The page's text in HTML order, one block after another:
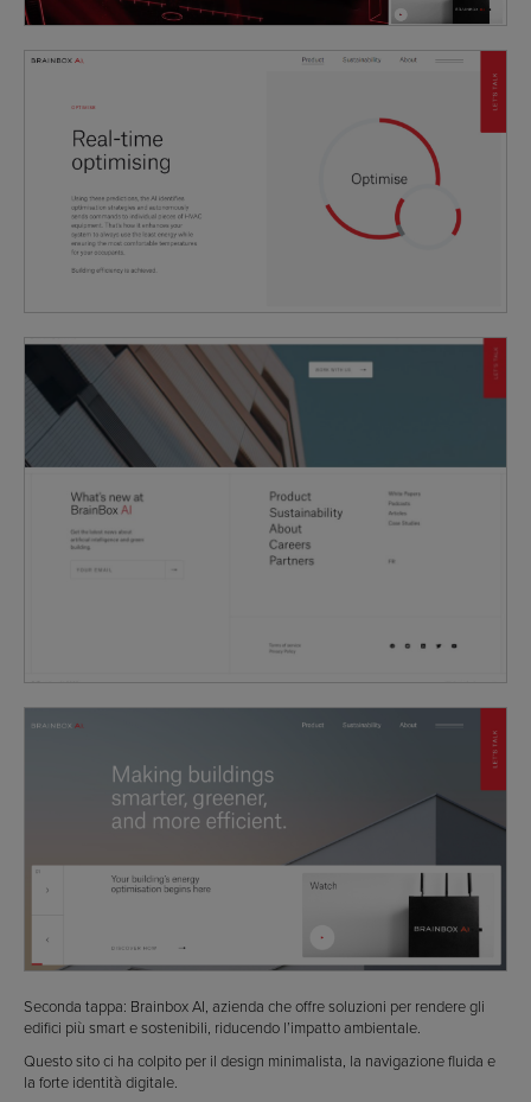
Seconda tappa: Brainbox AI, azienda che offre soluzioni per rendere gli
edifici più smart e sostenibili, riducendo l’impatto ambientale.
Questo sito ci ha colpito per il design minimalista, la navigazione fluida e
la forte identità digitale.